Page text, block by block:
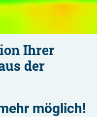
Ihrer
der
möglich!